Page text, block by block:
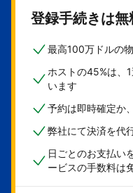
登録手続きは無
最高100万ドルの
ホストの45%は、
います
予約は即時確定か
弊社にて決済を代
日ごとのお支払い
ービスの手数料は